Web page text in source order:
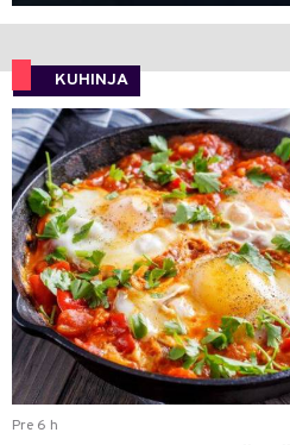
KUHINJA
Pre 6 h